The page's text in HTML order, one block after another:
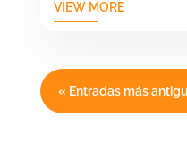
VIEW MORE
« Entradas más